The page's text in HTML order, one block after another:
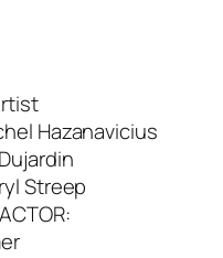
Hazanavicius
Streep